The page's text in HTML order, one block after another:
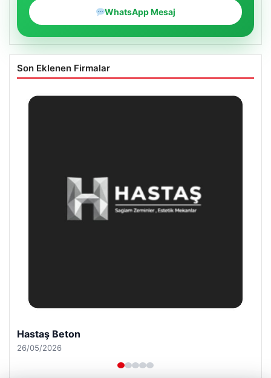
WhatsApp Mesaj
Son Eklenen Firmalar
Hastaş Beton
26/05/2026